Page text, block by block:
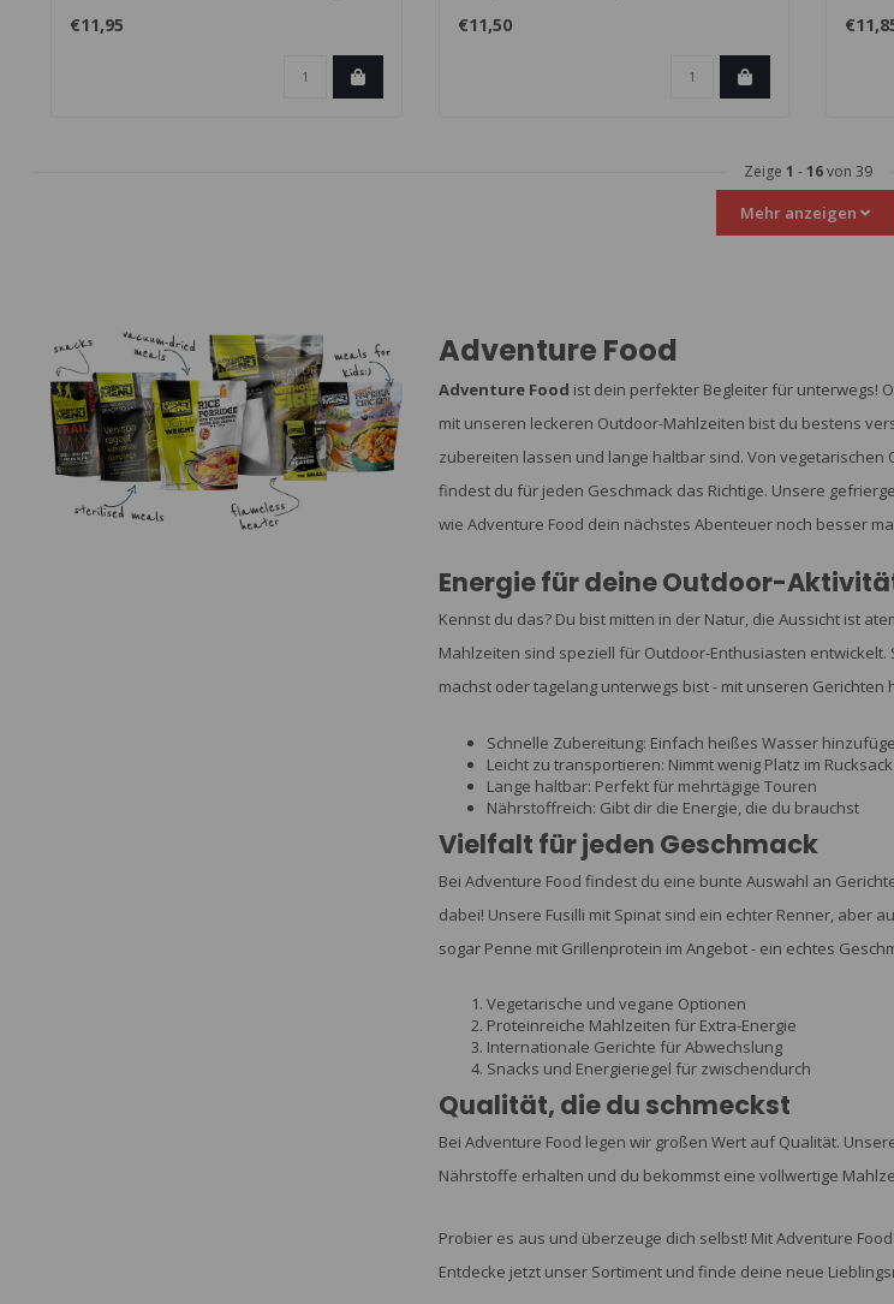
Lins..
€11,95 €11,50
Zeige 1 -16von 39
Mehr anzeigen
Adventure Food
Adventure Food ist dein perfekter Begleiter für unterwegs!
mit unseren leckeren Outdoor-Mahlzeiten bist du bestens
zubereiten lassen und lange haltbar sind. Von
findest du für jeden Geschmack das Richtige. Unsere
wie Adventure Food dein nächstes Abenteuer noch besser
Energie für deine Outdoor-
Kennst du das? Du bist mitten in der Natur, die Aussicht ist
Mahlzeiten sind speziell für Outdoor-Enthusiasten
machst oder tagelang unterwegs bist - mit unseren
Schnelle Zubereitung: Einfach heißes Wasser
Leicht zu transportieren: Nimmt wenig Platz im
Lange haltbar: Perfekt für mehrtägige Touren
Nährstoffreich: Gibt dir die Energie, die du brauchst
Vielfalt für jeden Geschmack
Bei Adventure Food findest du eine bunte Auswahl an
dabei! Unsere Fusilli mit Spinat sind ein echter Renner, aber
sogar Penne mit Grillenprotein im Angebot - ein echtes
Vegetarische und vegane Optionen
Proteinreiche Mahlzeiten für Extra-Energie
Internationale Gerichte für Abwechslung
Snacks und Energieriegel für zwischendurch
Qualität, die du schmeckst
Bei Adventure Food legen wir großen Wert auf Qualität.
Nährstoffe erhalten und du bekommst eine vollwertige
Probier es aus und überzeuge dich selbst! Mit Adventure
Entdecke jetzt unser Sortiment und finde deine neue